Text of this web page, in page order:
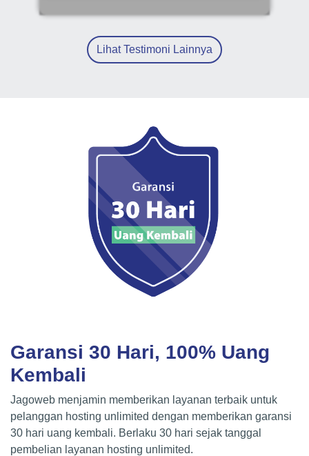
Lihat Testimoni Lainnya
Garansi 30 Hari, 100% Uang
Kembali
Jagoweb menjamin memberikan layanan terbaik untuk
pelanggan hosting unlimited dengan memberikan garansi
30 hari uang kembali. Berlaku 30 hari sejak tanggal
pembelian layanan hosting unlimited.